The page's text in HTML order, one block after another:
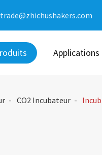
Applications
CO2 Incubateur